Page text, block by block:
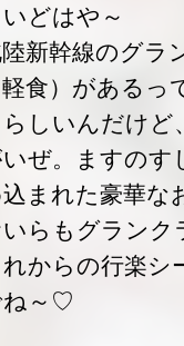
いどはや～
新幹線のグラ
軽食）がある
らしいんだけど
ぜ。ますのす
まれた豪華な
いらもグランク
れからの行楽シ
ね～♡